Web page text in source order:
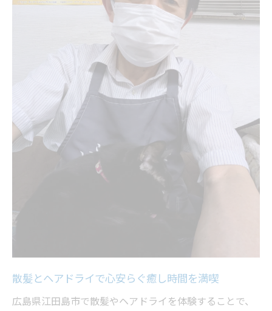
験
散髪でリラックスできるこだわりの空間設
散髪後の満足度を高める癒しの施術とは
アンティークな雰囲気が漂うヘアドライ施術と
アンティーク空間で味わうヘアドライ施術
の魅力
散髪とヘアドライが映えるインテリアの工
非日常を感じるヘアドライと散髪の楽しみ
方
散髪とヘアドライで心安らぐ癒し時間を満喫
広島県江田島市で散髪やヘアドライを体験することで、